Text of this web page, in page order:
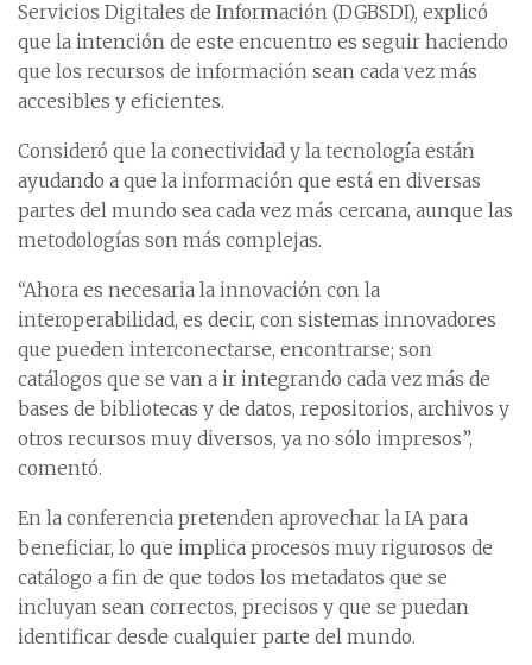
Servicios Digitales de Información (DGBSDI), explicó
que la intención de este encuentro es seguir haciendo
que los recursos de información sean cada vez más
accesibles y eficientes.
Consideró que la conectividad y la tecnología están
ayudando a que la información que está en diversas
partes del mundo sea cada vez más cercana, aunque las
metodologías son más complejas.
“Ahora es necesaria la innovación con la
interoperabilidad, es decir, con sistemas innovadores
que pueden interconectarse, encontrarse; son
catálogos que se van a ir integrando cada vez más de
bases de bibliotecas y de datos, repositorios, archivos y
otros recursos muy diversos, ya no sólo impresos”,
comentó.
En la conferencia pretenden aprovechar la IA para
beneficiar, lo que implica procesos muy rigurosos de
catálogo a fin de que todos los metadatos que se
incluyan sean correctos, precisos y que se puedan
identificar desde cualquier parte del mundo.